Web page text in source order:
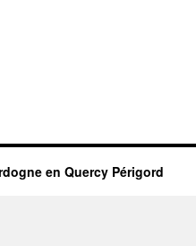
en Quercy Périgord